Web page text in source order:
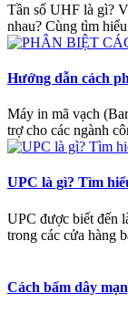
Tần số UHF là gì?
nhau? Cùng tìm
Hướng dẫn cách
Máy in mã vạch
trợ cho các ngành
UPC là gì? Tìm
UPC được biết đến
trong các cửa hàng
Cách bấm dây